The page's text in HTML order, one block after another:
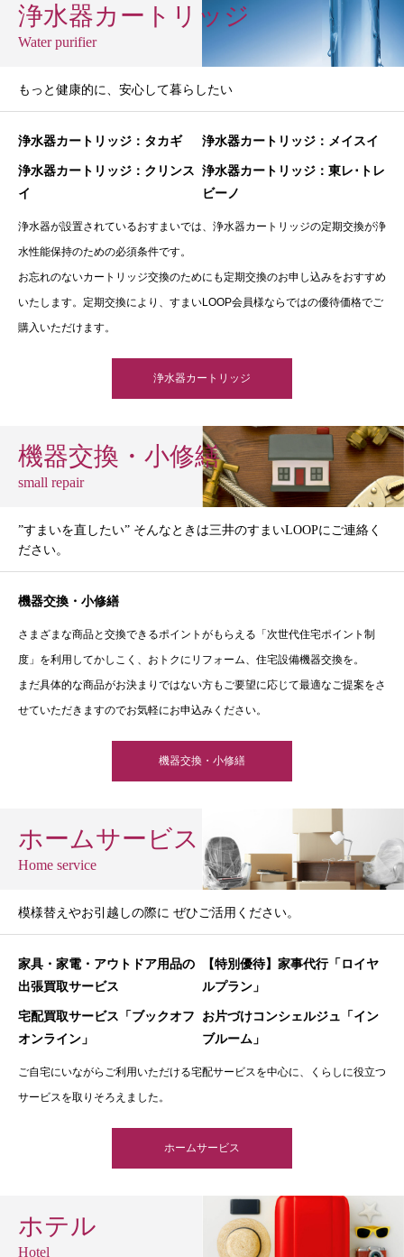
浄水器カートリッジ
Water purifier
もっと健康的に、安心して暮らしたい
浄水器カートリッジ：タカギ 浄水器カートリッジ：メイスイ
浄水器カートリッジ：クリンス
イ
浄水器カートリッジ：東レ･トレ
ビーノ
浄水器が設置されているおすまいでは、浄水器カートリッジの定期交換が浄
水性能保持のための必須条件です。
お忘れのないカートリッジ交換のためにも定期交換のお申し込みをおすすめ
いたします。定期交換により、すまいLOOP会員様ならではの優待価格でご
購入いただけます。
浄水器カートリッジ
機器交換・小修繕
small repair
”すまいを直したい” そんなときは三井のすまいLOOPにご連絡く
ださい。
機器交換・小修繕
さまざまな商品と交換できるポイントがもらえる「次世代住宅ポイント制
度」を利用してかしこく、おトクにリフォーム、住宅設備機器交換を。
まだ具体的な商品がお決まりではない方もご要望に応じて最適なご提案をさ
せていただきますのでお気軽にお申込みください。
機器交換・小修繕
ホームサービス
Home service
模様替えやお引越しの際に ぜひご活用ください。
家具・家電・アウトドア用品の
出張買取サービス
【特別優待】家事代行「ロイヤ
ルプラン」
宅配買取サービス「ブックオフ
オンライン」
お片づけコンシェルジュ「イン
ブルーム」
ご自宅にいながらご利用いただける宅配サービスを中心に、くらしに役立つ
サービスを取りそろえました。
ホームサービス
ホテル
Hotel